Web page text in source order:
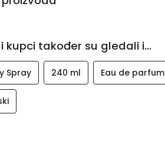
kupci također su gledali i...
Spray 240 ml Eau de parfum